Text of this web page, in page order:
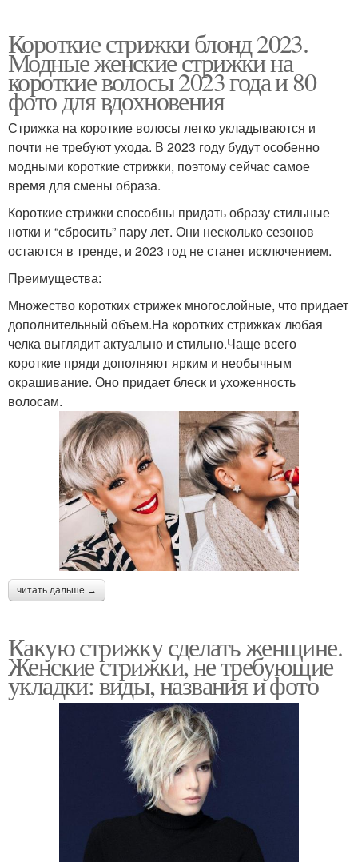
Короткие стрижки блонд 2023.
Модные женские стрижки на
короткие волосы 2023 года и 80
фото для вдохновения
Стрижка на короткие волосы легко укладываются и
почти не требуют ухода. В 2023 году будут особенно
модными короткие стрижки, поэтому сейчас самое
время для смены образа.
Короткие стрижки способны придать образу стильные
нотки и “сбросить” пару лет. Они несколько сезонов
остаются в тренде, и 2023 год не станет исключением.
Преимущества:
Множество коротких стрижек многослойные, что придает
дополнительный объем.На коротких стрижках любая
челка выглядит актуально и стильно.Чаще всего
короткие пряди дополняют ярким и необычным
окрашивание. Оно придает блеск и ухоженность
волосам.
читать дальше →
Какую стрижку сделать женщине.
Женские стрижки, не требующие
укладки: виды, названия и фото